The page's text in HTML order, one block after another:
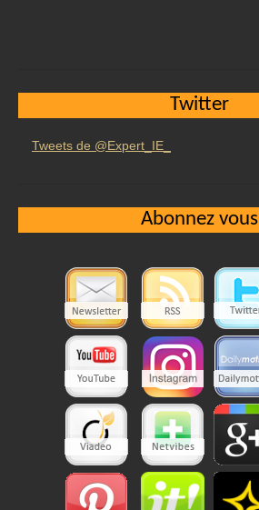
Twitter
Tweets de @Expert_IE_
Abonnez vous